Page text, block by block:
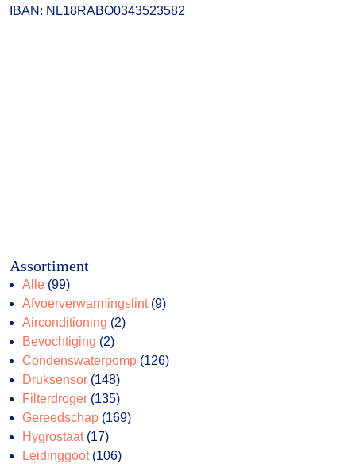
IBAN: NL18RABO0343523582
Assortiment
Alle 9999
producten
Afvoerverwarmingslint 99
Airconditioning 22
Bevochtiging 22
producten
Condenswaterpomp 126126
Druksensor 148148
producten
Filterdroger 135135
producten
Gereedschap 169169
Hygrostaat 1717
producten
Leidinggoot 106106